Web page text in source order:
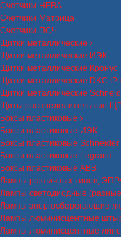
Счетчики НЕВА
Счетчики Матрица
Счетчики ПСЧ
Щитки металлические
Щитки металлические ИЭК
Щитки металлические Кронус
Щитки металлические DKC
Щитки металлические
Щиты распределительные
Боксы пластиковые
Боксы пластиковые ИЭК
Боксы пластиковые Schneider
Боксы пластиковые Legrand
Боксы пластиковые ABB
Лампы различных типов,
Лампы светодиодные
Лампы энергосберегающие
Лампы люминисцентные
Лампы люминисцентные